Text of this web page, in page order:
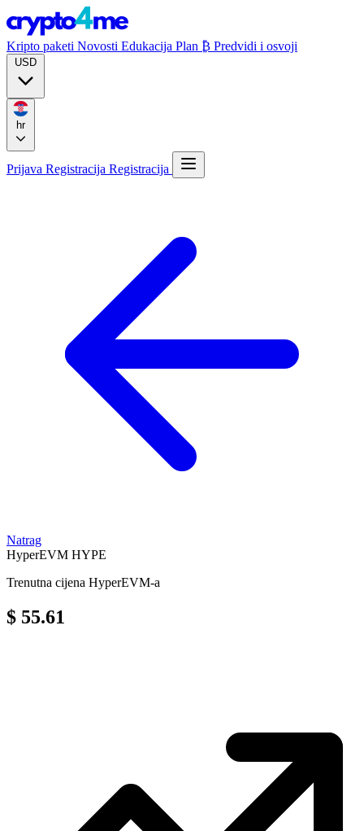
Kripto paketi Novosti Edukacija Plan ₿ Predvidi i osvoji
hr
Prijava Registracija Registracija
Natrag
HyperEVM HYPE
Trenutna cijena HyperEVM-a
$ 55.61